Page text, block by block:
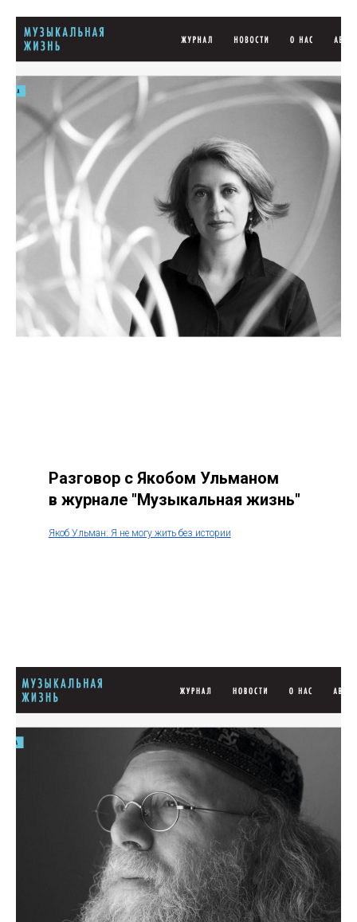
Разговор с Якобом Ульманом
в журнале "Музыкальная жизнь"
Якоб Ульман: Я не могу жить без истории